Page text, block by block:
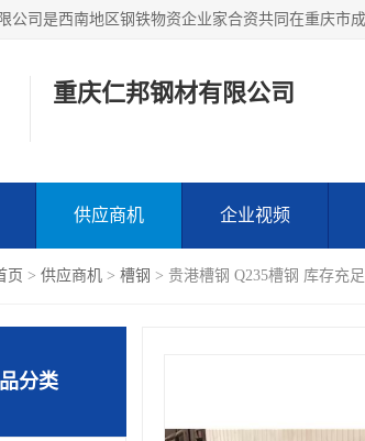
重庆仁邦钢材有限公司
供应商机 企业视频
页 > 供应商机 > 槽钢 > 贵港槽钢 Q235槽钢 库存充足
分类